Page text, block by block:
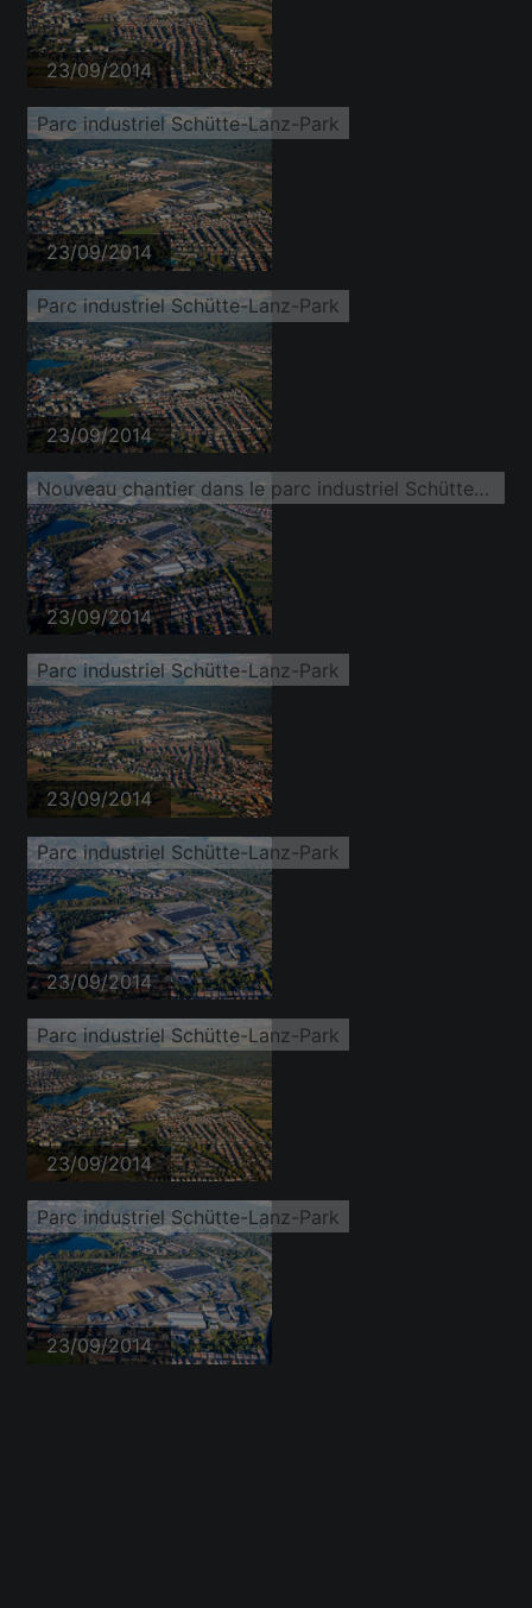
23/09/2014
Parc industriel Schütte-Lanz-Park
23/09/2014
Parc industriel Schütte-Lanz-Park
23/09/2014
Nouveau chantier dans le parc industriel Schütte-Lanz-Park
23/09/2014
Parc industriel Schütte-Lanz-Park
23/09/2014
Parc industriel Schütte-Lanz-Park
23/09/2014
Parc industriel Schütte-Lanz-Park
23/09/2014
Parc industriel Schütte-Lanz-Park
23/09/2014